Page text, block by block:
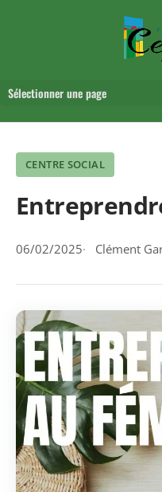
Sélectionner une page
CENTRE SOCIAL
06/02/2025 Clément